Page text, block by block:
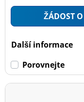
Zemědělská
Dojezdové
Dojezdové (0)
Ne dojezdové
ŽÁDOST
Další informace
Porovnejte